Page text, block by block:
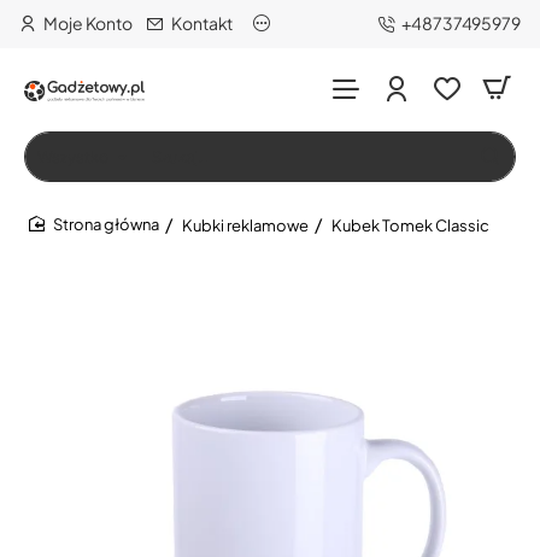
Moje Konto Kontakt +48737495979
Szukaj…
Kubki reklamowe Kubek Tomek Classic